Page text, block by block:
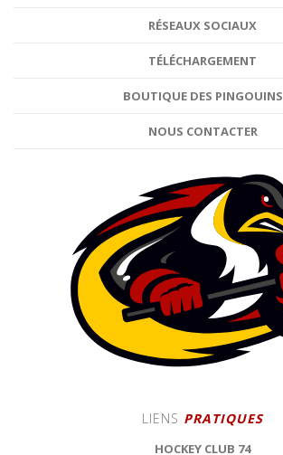
RÉSEAUX SOCIAUX
TÉLÉCHARGEMENT
BOUTIQUE DES PINGOUINS
NOUS CONTACTER
LIENS PRATIQUES
HOCKEY CLUB 74